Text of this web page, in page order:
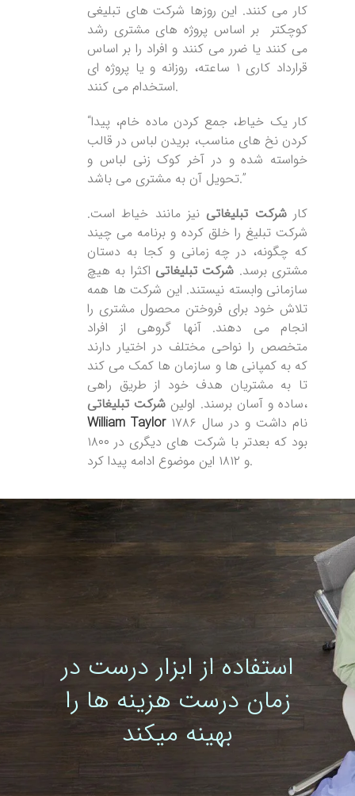
کار می کنند. این روزها شرکت های تبلیغی
کوچکتر بر اساس پروژه های مشتری رشد
می کنند یا ضرر می کنند و افراد را بر اساس
قرارداد کاری ۱ ساعته، روزانه و یا پروژه ای
استخدام می کنند.
“کار یک خیاط، جمع کردن ماده خام، پیدا
کردن نخ های مناسب، بریدن لباس در قالب
خواسته شده و در آخر کوک زنی لباس و
تحویل آن به مشتری می باشد.”
کارشرکت تبلیغاتی نیز مانند خیاط است.
شرکت تبلیغ را خلق کرده و برنامه می چیند
که چگونه، در چه زمانی و کجا به دستان
مشتری برسد. شرکت تبلیغاتی اکثرا به هیچ
سازمانی وابسته نیستند. این شرکت ها همه
تلاش خود برای فروختن محصول مشتری را
انجام می دهند. آنها گروهی از افراد
متخصص را نواحی مختلف در اختیار دارند
که به کمپانی ها و سازمان ها کمک می کند
تا به مشتریان هدف خود از طریق راهی
ساده و آسان برسند. اولین شرکت تبلیغاتی
،
William Taylorنام داشت و در سال ۱۷۸۶
بود که بعدتر با شرکت های دیگری در ۱۸۰۰
و ۱۸۱۲ این موضوع ادامه پیدا کرد.
استفاده از ابزار درست در
زمان درست هزینه ها را
بهینه میکند